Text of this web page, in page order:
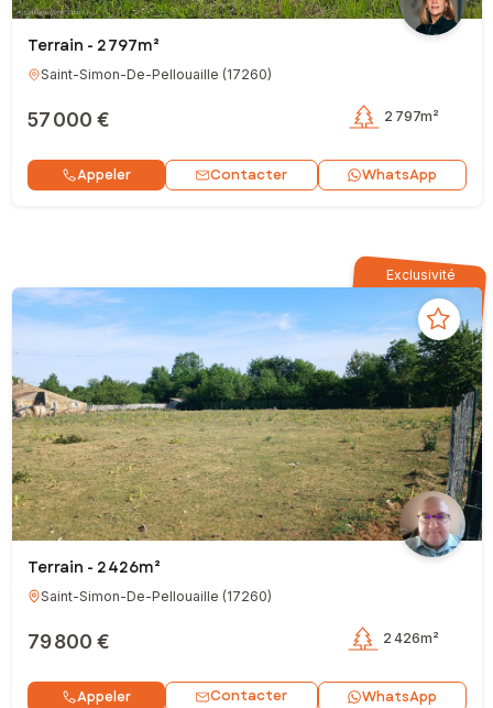
Terrain - 2 797m²
Saint-Simon-De-Pellouaille (17260)
57 000 € 2 797m²
Appeler Contacter WhatsApp
Exclusivité
Terrain - 2 426m²
Saint-Simon-De-Pellouaille (17260)
79 800 € 2 426m²
Appeler Contacter WhatsApp